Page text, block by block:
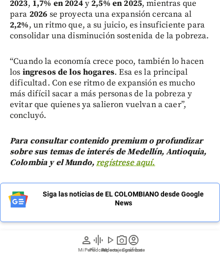
person
Mi Perfil
graphic_eq
Pódcast
play_arrow
Videos
photo_camera
Reportajes gráficos
account_circle
Suscríbete
2023, 1,7% en 2024y2,5% en 2025, mientras que
para 2026 se proyecta una expansión cercana al
2,2%, un ritmo que, a su juicio, es insuficiente para
consolidar una disminución sostenida de la pobreza.
“Cuando la economía crece poco, también lo hacen
los ingresos de los hogares. Esa es la principal
dificultad. Con ese ritmo de expansión es mucho
más difícil sacar a más personas de la pobreza y
evitar que quienes ya salieron vuelvan a caer”,
concluyó.
Para consultar contenido premium o profundizar
sobre sus temas de interés de Medellín, Antioquia,
Colombia y el Mundo,regístrese aquí.
Siga las noticias de EL COLOMBIANO desde Google
News